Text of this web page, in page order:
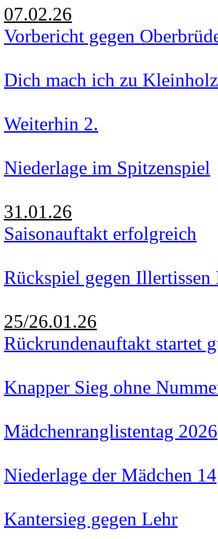
07.02.26
Vorbericht gegen
Dich mach ich zu Kleinholz
Weiterhin 2.
Niederlage im Spitzenspiel
31.01.26
Saisonauftakt erfolgreich
Rückspiel gegen
25/26.01.26
Rückrundenauftakt startet
Knapper Sieg ohne
Mädchenranglistentag 2026
Niederlage der Mädchen 14
Kantersieg gegen Lehr